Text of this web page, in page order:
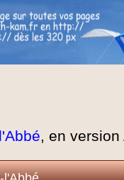
, en version